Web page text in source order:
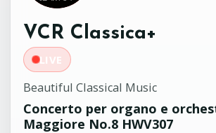
VCR Classica+
LIVE
Beautiful Classical Music
Concerto per organo e
Maggiore No.8 HWV307